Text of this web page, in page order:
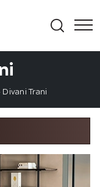
Divani Trani